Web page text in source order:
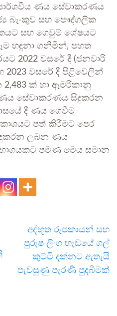
ණය සේවාකරණය
බැංකුව සහ පෞද්ගලික
සහ ගෙවුම් ශේෂයට
හඳුනා ගනිමින්, පහත
2022 වසරේ දී (ජනවාරි
2023 වසරේ දී පිළිවෙලින්
ක් හා ඇමරිකානු
සේවාකරණය සිදුකරන
දී ණය ගෙවීම
පත් කිරීමට පෙර
ලබන ණය
පමණ මෙය සමාන
අද්භූත රූපකායන් සහ
පුරුෂ ලිංග හැඩයේ ගල්
කුට්ටි දක්නට ඇතැයි
පැවසුණු පැරණි පුදබිමක්